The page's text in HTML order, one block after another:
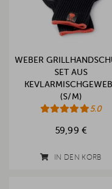
WEBER
SET AUS
(S/M)
5.0
59,99 €
IN DEN KORB